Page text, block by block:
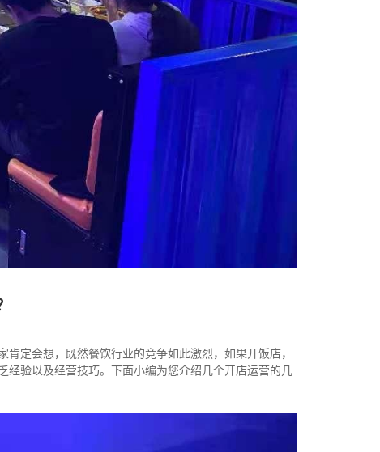
肯定会想，既然餐饮行业的竞争如此激烈，如果开饭店，
经验以及经营技巧。下面小编为您介绍几个开店运营的几